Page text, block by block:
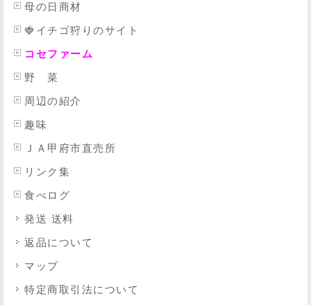
母の日商材
🍓イチゴ狩りのサイト
コセファーム
野 菜
周辺の紹介
趣味
ＪＡ甲府市直売所
リンク集
食べログ
発送 送料
返品について
マップ
特定商取引法について